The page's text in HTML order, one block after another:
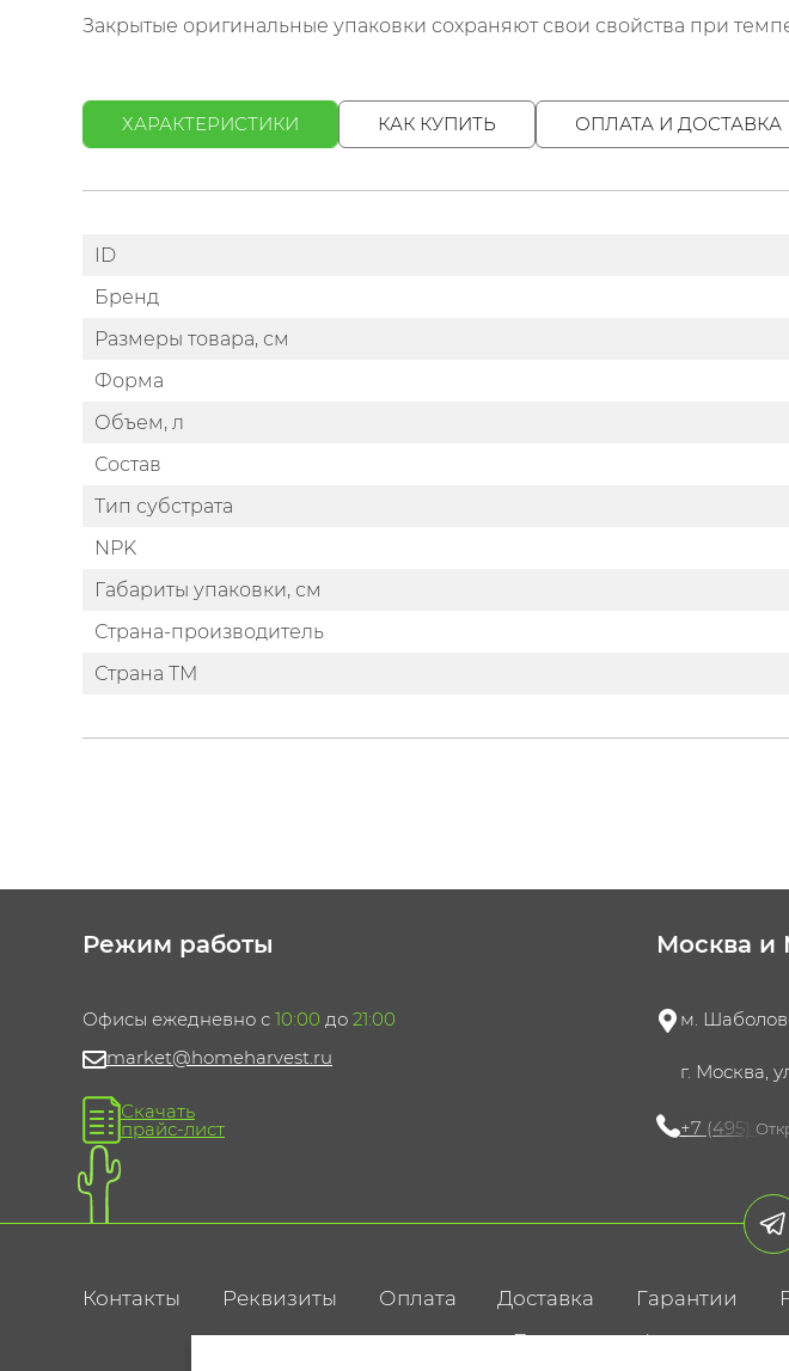
Закрытые оригинальные упаковки сохраняют свои свойства при
ХАРАКТЕРИСТИКИ КАК КУПИТЬ ОПЛАТА И ДОСТАВКА
ID
Бренд
Размеры товара, см
Форма
Объем, л
Состав
Тип субстрата
NPK
Габариты упаковки, см
Страна-производитель
Страна ТМ
Режим работы
Офисы ежедневно с 10:00 до 21:00
market@homeharvest.ru
Скачать
прайс-лист
Москва и
м.
г. Москва,
+7 (495) 721-
Контакты Реквизиты Оплата Доставка Гарантии
Политика